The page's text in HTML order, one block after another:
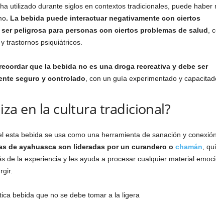
utilizado durante siglos en contextos tradicionales, puede haber
. La bebida puede interactuar negativamente con ciertos
peligrosa para personas con ciertos problemas de salud ,
trastornos psiquiátricos.
que la bebida no es una droga recreativa y debe ser
seguro y controlado , con un guía experimentado y
en la cultura tradicional?
esta bebida se usa como una herramienta de sanación y conexión
de ayahuasca son lideradas por un curandero o chamán ,
de la experiencia y les ayuda a procesar cualquier material